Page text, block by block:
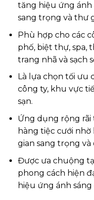
tăng hiệu ứng ánh
sang trọng và thư
Phù hợp cho các
phố, biệt thự, spa,
trang nhã và sạch
Là lựa chọn tối ưu
công ty, khu vực
sạn.
Ứng dụng rộng rãi
hàng tiệc cưới
gian sang trọng
Được ưa chuộng
phong cách hiện
hiệu ứng ánh